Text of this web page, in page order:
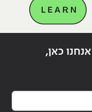
כאן,